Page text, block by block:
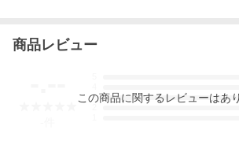
商品レビュー
3
この商品に関するレビューはあ